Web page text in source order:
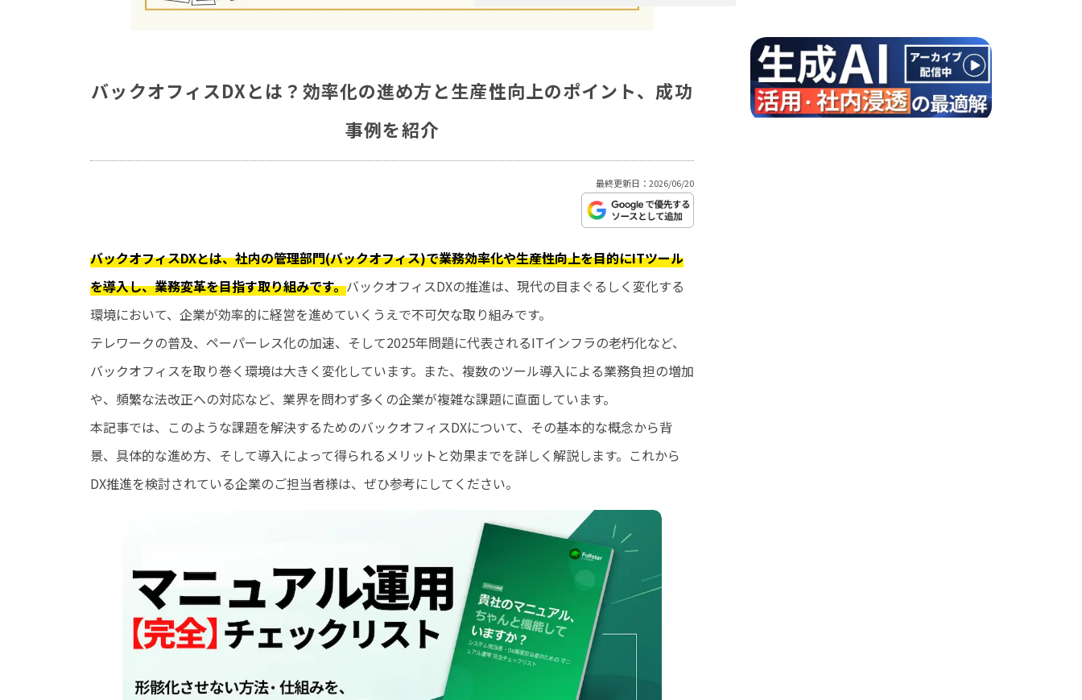
バックオフィスDXとは？効率化の進め方と生産性向上のポイント、成功
事例を紹介
最終更新日：2026/06/20
バックオフィスDXとは、社内の管理部門(バックオフィス)で業務効率化や生産性向上を目的にITツール
を導入し、業務変革を目指す取り組みです。バックオフィスDXの推進は、現代の目まぐるしく変化する
環境において、企業が効率的に経営を進めていくうえで不可欠な取り組みです。
テレワークの普及、ペーパーレス化の加速、そして2025年問題に代表されるITインフラの老朽化など、
バックオフィスを取り巻く環境は大きく変化しています。また、複数のツール導入による業務負担の増加
や、頻繁な法改正への対応など、業界を問わず多くの企業が複雑な課題に直面しています。
本記事では、このような課題を解決するためのバックオフィスDXについて、その基本的な概念から背
景、具体的な進め方、そして導入によって得られるメリットと効果までを詳しく解説します。これから
DX推進を検討されている企業のご担当者様は、ぜひ参考にしてください。